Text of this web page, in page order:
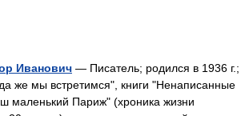
Иванович — Писатель; родился в 1936 г.;
же мы встретимся", книги "Ненаписанные
маленький Париж" (хроника жизни